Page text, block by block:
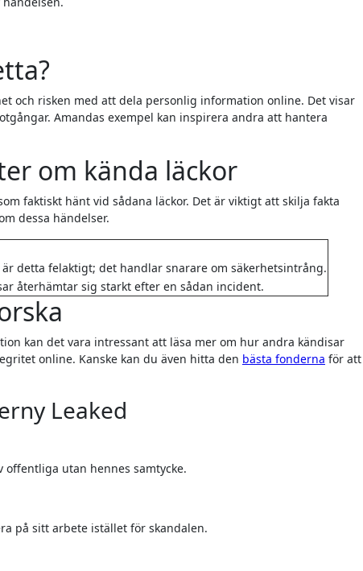
och risken med att dela personlig information online. Det visar
Amandas exempel kan inspirera andra att hantera
om kända läckor
faktiskt hänt vid sådana läckor. Det är viktigt att skilja fakta
dessa händelser.
detta felaktigt; det handlar snarare om säkerhetsintrång.
återhämtar sig starkt efter en sådan incident.
kan det vara intressant att läsa mer om hur andra kändisar
online. Kanske kan du även hitta den bästa fonderna för att
Leaked
utan hennes samtycke.
på sitt arbete istället för skandalen.